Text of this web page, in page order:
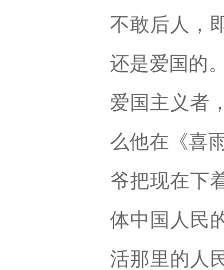
不敢后人，
还是爱国的
爱国主义者
么他在《喜
爷把现在下
体中国人民
活那里的人